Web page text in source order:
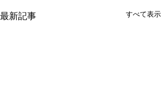
最新記事 すべて表示